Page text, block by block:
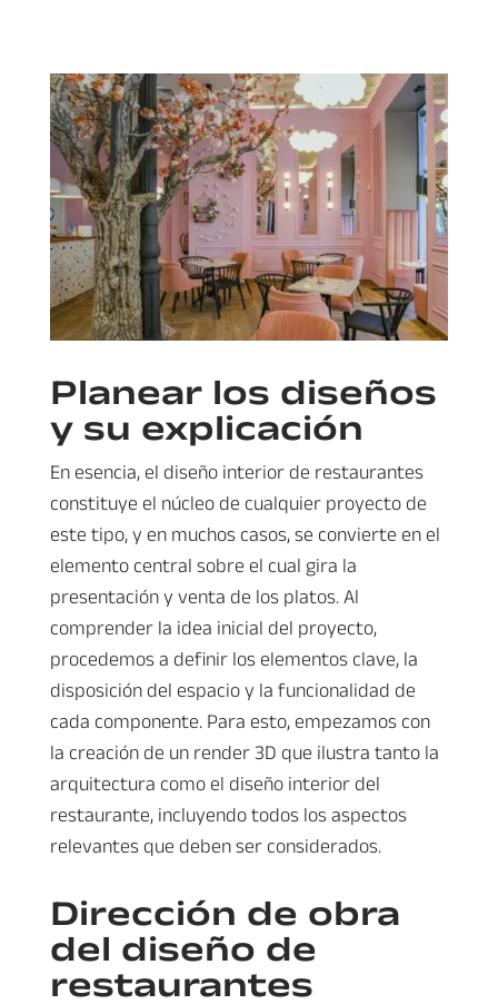
Planear los diseños
y su explicación
En esencia, el diseño interior de restaurantes
constituye el núcleo de cualquier proyecto de
este tipo, y en muchos casos, se convierte en el
elemento central sobre el cual gira la
presentación y venta de los platos. Al
comprender la idea inicial del proyecto,
procedemos a definir los elementos clave, la
disposición del espacio y la funcionalidad de
cada componente. Para esto, empezamos con
la creación de un render 3D que ilustra tanto la
arquitectura como el diseño interior del
restaurante, incluyendo todos los aspectos
relevantes que deben ser considerados.
Dirección de obra
del diseño de
restaurantes